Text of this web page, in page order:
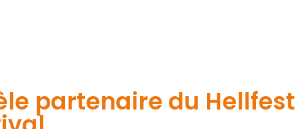
partenaire du Hellfest